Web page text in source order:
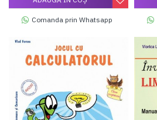
Comanda prin Whatsapp